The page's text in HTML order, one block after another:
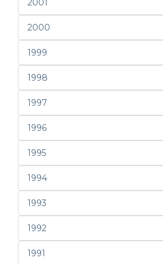
2001
2000
1999
1998
1997
1996
1995
1994
1993
1992
1991